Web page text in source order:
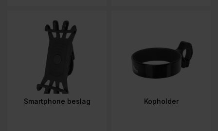
Smartphone beslag Kopholder